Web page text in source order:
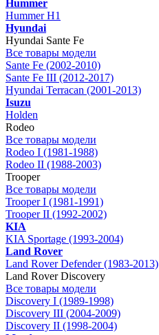
Hummer
Hummer H1
Hyundai
Hyundai Sante Fe
Все товары модели
Sante Fe (2002-2010)
Sante Fe III (2012-2017)
Hyundai Terracan (2001-2013)
Isuzu
Holden
Rodeo
Все товары модели
Rodeo I (1981-1988)
Rodeo II (1988-2003)
Trooper
Все товары модели
Trooper I (1981-1991)
Trooper II (1992-2002)
KIA
KIA Sportage (1993-2004)
Land Rover
Land Rover Defender (1983-2013)
Land Rover Discovery
Все товары модели
Discovery I (1989-1998)
Discovery III (2004-2009)
Discovery II (1998-2004)